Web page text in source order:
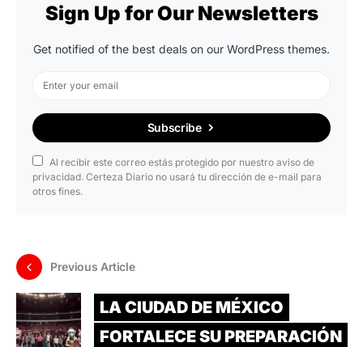
Sign Up for Our Newsletters
Get notified of the best deals on our WordPress themes.
Subscribe
Al recibir este correo estás protegido por nuestro aviso de
privacidad. Certeza Diario no usará tu dirección de e-mail para
otros fines.
Previous Article
LA CIUDAD DE MÉXICO
FORTALECE SU PREPARACIÓN